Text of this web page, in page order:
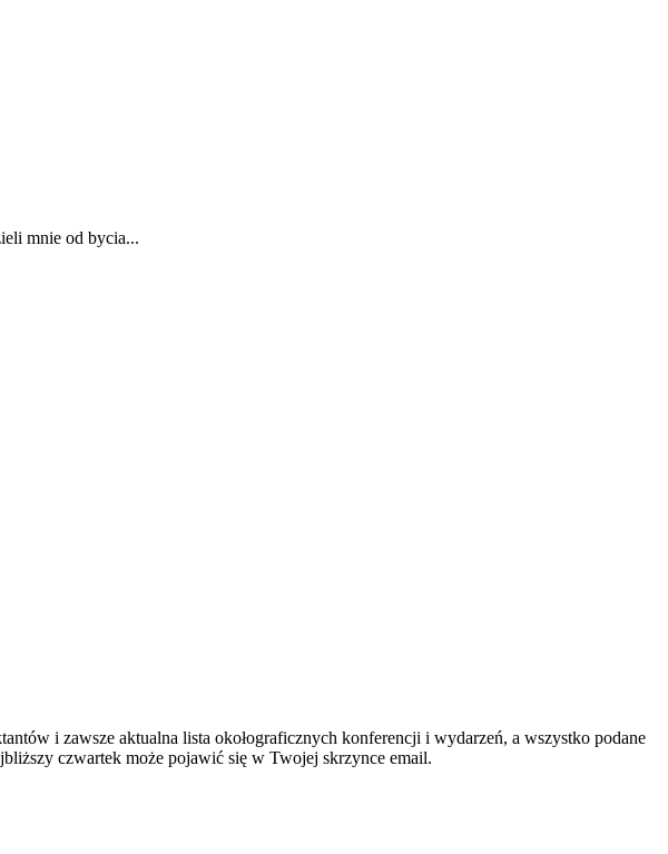
mnie od bycia...
i zawsze aktualna lista okołograficznych konferencji i wydarzeń, a wszystko podane
czwartek może pojawić się w Twojej skrzynce email.